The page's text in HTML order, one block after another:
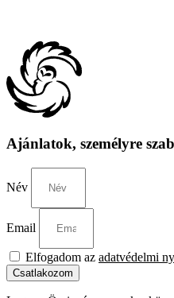
Ajánlatok, személyre
Név
Email
Elfogadom az adatvédelmi
Csatlakozom